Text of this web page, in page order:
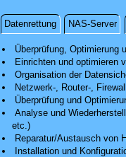
Datenrettung NAS-Server
Installation /
Überprüfung, Optimierung
Einrichten und optimieren
Organisation der
Netzwerk-, Router-,
Überprüfung und
Analyseund
etc.)
Reparatur/Austausch von
Installation und